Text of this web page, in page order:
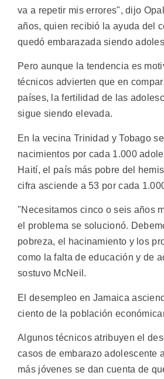
va a repetir mis errores", dijo
años, quien recibió la ayuda del
quedó embarazada siendo
Pero aunque la tendencia es
técnicos advierten que en
países, la fertilidad de las
sigue siendo elevada.
En la vecina Trinidad y Tobago
nacimientos por cada 1.000
Haití, el país más pobre del
cifra asciende a 53 por cada
"Necesitamos cinco o seis años
el problema se solucionó.
pobreza, el hacinamiento y los
como la falta de educación y de
sostuvo McNeil.
El desempleo en Jamaica
ciento de la población
Algunos técnicos atribuyen el
casos de embarazo adolescente
más jóvenes se dan cuenta de